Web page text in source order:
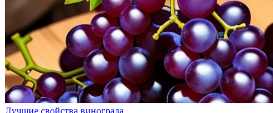
Лучшие свойства винограда